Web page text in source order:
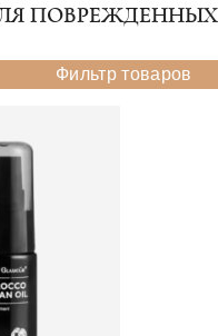
Фильтр товаров